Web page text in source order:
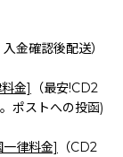
金確認後配送）
金]
（最安!CD2
ポストへの投函)
一律料金]
（CD2